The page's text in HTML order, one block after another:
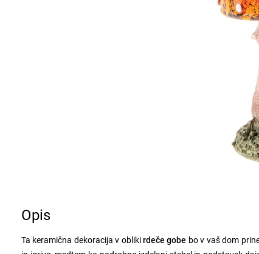
Opis
Ta keramična dekoracija v oblikirdeče gobe bo v vaš dom